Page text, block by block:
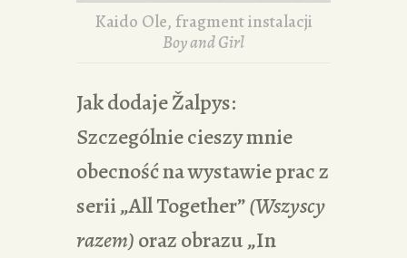
Kaido Ole, fragment instalacji
Boy and Girl
Jak dodaje Žalpys:
Szczególnie cieszy mnie
obecność na wystawie prac z
serii „All Together”(Wszyscy
razem)oraz obrazu „In